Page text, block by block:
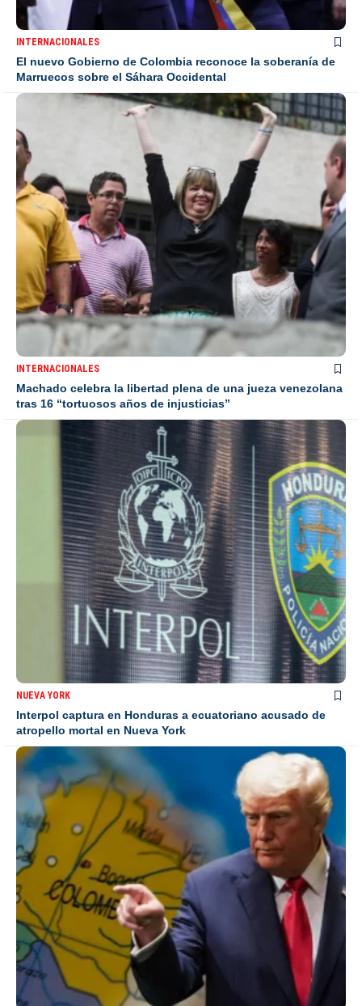
INTERNACIONALES
El nuevo Gobierno de Colombia reconoce la soberanía de
Marruecos sobre el Sáhara Occidental
INTERNACIONALES
Machado celebra la libertad plena de una jueza venezolana
tras 16 “tortuosos años de injusticias”
NUEVA YORK
Interpol captura en Honduras a ecuatoriano acusado de
atropello mortal en Nueva York